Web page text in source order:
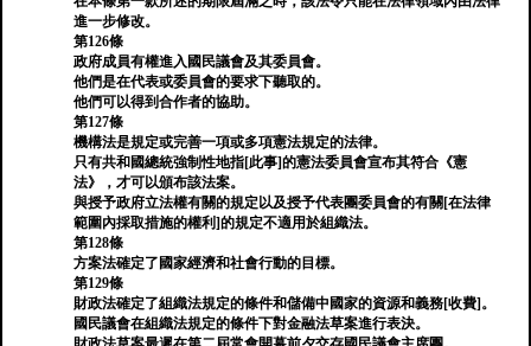
進一步修改。
第126條
政府成員有權進入國民議會及其委員會。
他們是在代表或委員會的要求下聽取的。
他們可以得到合作者的協助。
第127條
機構法是規定或完善一項或多項憲法規定的法律。
只有共和國總統強制性地指[此事]的憲法委員會宣布其符合《憲
法》，才可以頒布該法案。
與授予政府立法權有關的規定以及授予代表團委員會的有關[在法律
範圍內採取措施的權利]的規定不適用於組織法。
第128條
方案法確定了國家經濟和社會行動的目標。
第129條
財政法確定了組織法規定的條件和儲備中國家的資源和義務[收費]。
國民議會在組織法規定的條件下對金融法草案進行表決。